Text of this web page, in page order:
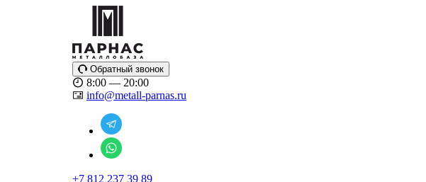
Обратный звонок
8:00 — 20:00
info@metall-parnas.ru
+7 812 237 39 89